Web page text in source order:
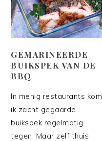
GEMARINEERDE
BUIKSPEK VAN DE
BBQ
In menig restaurants kom
ik zacht gegaarde
buikspek regelmatig
tegen. Maar zelf thuis